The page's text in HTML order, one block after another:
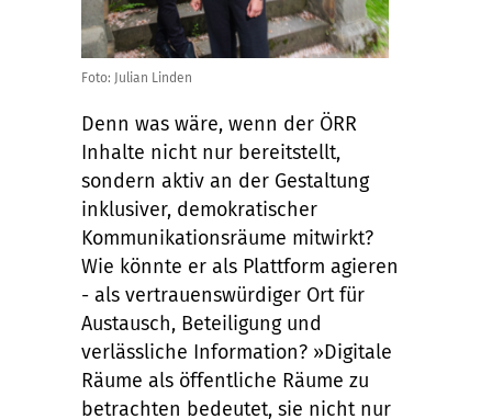
Foto: Julian Linden
Denn was wäre, wenn der ÖRR
Inhalte nicht nur bereitstellt,
sondern aktiv an der Gestaltung
inklusiver, demokratischer
Kommunikationsräume mitwirkt?
Wie könnte er als Plattform agieren
- als vertrauenswürdiger Ort für
Austausch, Beteiligung und
verlässliche Information? »Digitale
Räume als öffentliche Räume zu
betrachten bedeutet, sie nicht nur